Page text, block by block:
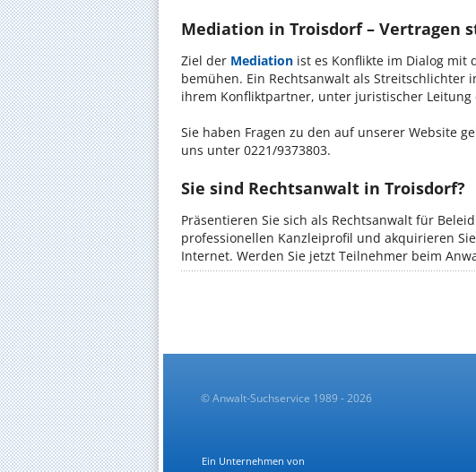
Mediation in Troisdorf – Vertragen
Ziel der Mediation ist es Konflikte im Dialog mit
bemühen. Ein Rechtsanwalt als Streitschlichter
ihrem Konfliktpartner, unter juristischer
Sie haben Fragen zu den auf unserer Website
uns unter 0221/9373803.
Sie sind Rechtsanwalt in Troisdorf?
Präsentieren Sie sich als Rechtsanwalt für
professionellen Kanzleiprofil und akquirieren
Internet. Werden Sie jetzt Teilnehmer beim
© Anwalt-Suchservice 1989 - 2026
Ein Unternehmen von